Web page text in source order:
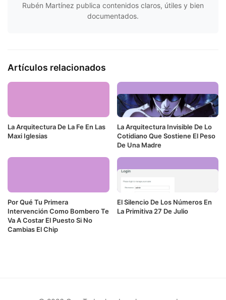
Rubén Martínez publica contenidos claros, útiles y bien
documentados.
Artículos relacionados
La Arquitectura De La Fe En Las
Maxi Iglesias
La Arquitectura Invisible De Lo
Cotidiano Que Sostiene El Peso
De Una Madre
Por Qué Tu Primera
Intervención Como Bombero Te
Va A Costar El Puesto Si No
Cambias El Chip
El Silencio De Los Números En
La Primitiva 27 De Julio